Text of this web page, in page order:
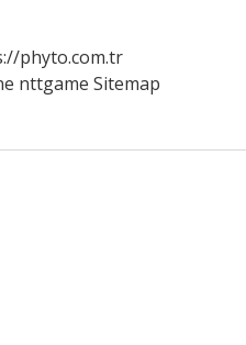
phyto.com.tr
nttgame Sitemap